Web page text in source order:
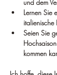
und dem
Lernen Sie
italienische
Seien Sie
kommen